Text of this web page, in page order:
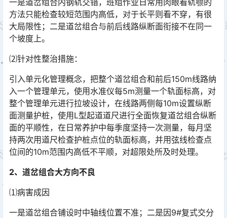
一是道岔组合内钢轨交错，班组作业日常用肉眼看轨颚的
方法只能检查较短范围内高低，对于长平则看不穿，有很
大局限性；二是道岔组合与前后线路纵断面衔接不在同一
个坡度上。󠅅󠅃󠄵󠅂󠄪󠇖󠆨󠆨󠇕󠆞󠆒󠅬󠇘󠆭󠆘󠇙󠆝󠅵󠇗󠆭󠆁󠄐󠇗󠅹󠅸󠇖󠆍󠅳󠇖󠅹󠅰󠇖󠆌󠅹
⑵针对性整治措施：
引入单元化管理概念，把整个道岔组合和前后150m线路纳
入一个管理单元，使用水准仪每5m测量一个轨面标高，对
整个管理单元进行拉坡设计，在线路两侧每10m设置纵断
面测量护桩，使用L型起道道尺进行全面恢复道岔组合纵断
面的平顺性，在日常养护中每季度坚持一次测量，每月坚
持两次用道尺检查护桩点位的轨面标高，并用弦线检查点
位间的10m范围内高低不平顺，对超限处所及时处理。󠅅󠅃󠄵󠅂󠄪󠇖󠆨󠆨󠇕󠆞󠆒󠅬󠇘󠆭󠆘󠇙󠆝󠅵󠇗󠆭󠆁󠄐󠇗󠅹󠅸󠇖󠆍󠅳󠇖󠅹󠅰󠇖󠆌󠅹
2、道岔组合大方向不良
⑴病害成因
一是道岔组合铺设时中轴线位置不准；二是因9#复式交分